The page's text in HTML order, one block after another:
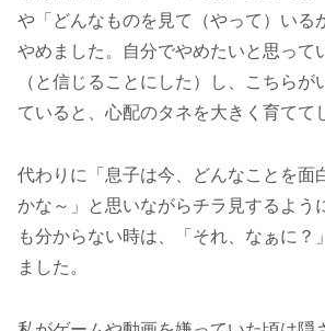
や「どんなものを見て（やって）いる
やめました。自分でやめたいと思って
（と信じることにした）し、こちらが
ていると、心配のタネを大きく育てて
代わりに「息子は今、どんなことを面
かな～」と思いながらチラ見するよう
も分からない時は、「それ、なぁに？
ました。